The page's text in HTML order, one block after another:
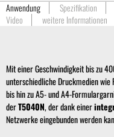
Anwendung Spezifikation
Video
weitere Informationen
Mit einer Geschwindigkeit bis zu
unterschiedliche Druckmedien wie
bis hin zu A5- und A4-
derT5040N, der dank einer
Netzwerke eingebunden werden